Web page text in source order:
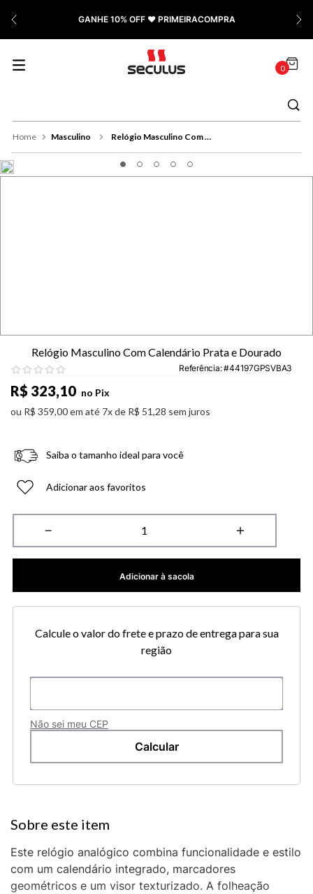
GANHE 10% OFF ❤️ PRIMEIRACOMPRA
0
Masculino Relógio Masculino Com Calendário Prata e Dourado
Relógio Masculino Com Calendário Prata e Dourado
Referência: 44197GPSVBA3
R$ 323,10 no Pix
ou R$ 359,00em até 7x de R$ 51,28 sem juros
Saiba o tamanho ideal para você
Adicionar aos favoritos
＋
－
Adicionar à sacola
Calcule o valor do frete e prazo de entrega para sua
região
Não sei meu CEP
Este relógio analógico combina funcionalidade e estilo
com um calendário integrado, marcadores
geométricos e um visor texturizado. A folheação
9º